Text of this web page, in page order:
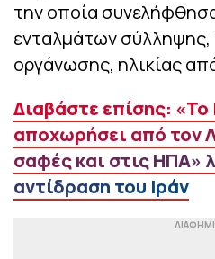
την οποία
ενταλμάτων σύλληψης,
οργάνωσης, ηλικίας
Διαβάστε επίσης: «Το
αποχωρήσει από τον
σαφές και στις ΗΠΑ»
αντίδραση του Ιράν